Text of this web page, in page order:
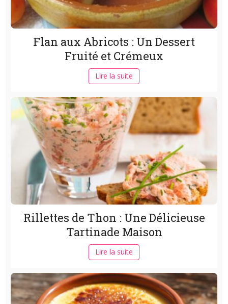
Flan aux Abricots : Un Dessert
Fruité et Crémeux
Lire la suite
Rillettes de Thon : Une Délicieuse
Tartinade Maison
Lire la suite